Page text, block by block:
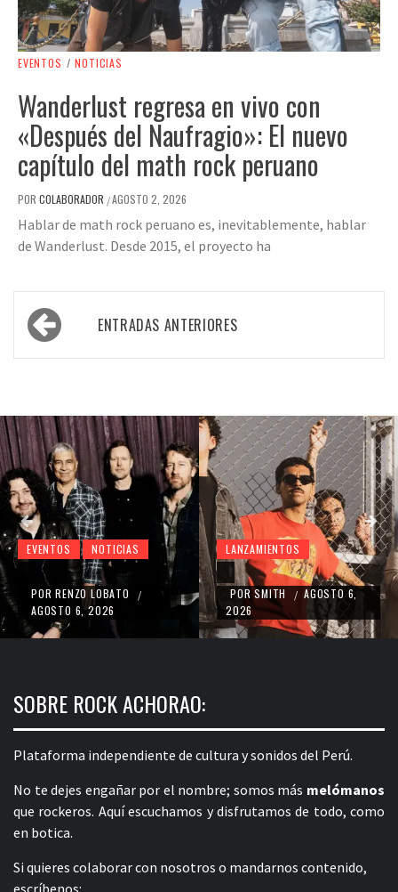
EVENTOS / NOTICIAS
Wanderlust regresa en vivo con
«Después del Naufragio»: El nuevo
capítulo del math rock peruano
POR COLABORADOR /AGOSTO 2, 2026
Hablar de math rock peruano es, inevitablemente, hablar
de Wanderlust. Desde 2015, el proyecto ha
Navegación
de ENTRADAS ANTERIORES
LANZAMIENTOS
POR SMITH / AGOSTO 6,
2026
EVENTOS NOTICIAS
POR RENZO LOBATO /
AGOSTO 5, 2026
SOBRE ROCK ACHORAO:
Plataforma independiente de cultura y sonidos del Perú.
No te dejes engañar por el nombre; somos más melómanos
que rockeros. Aquí escuchamos y disfrutamos de todo, como
en botica.
Si quieres colaborar con nosotros o mandarnos contenido,